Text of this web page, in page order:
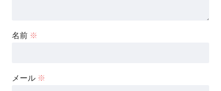
名前 ※
メール ※